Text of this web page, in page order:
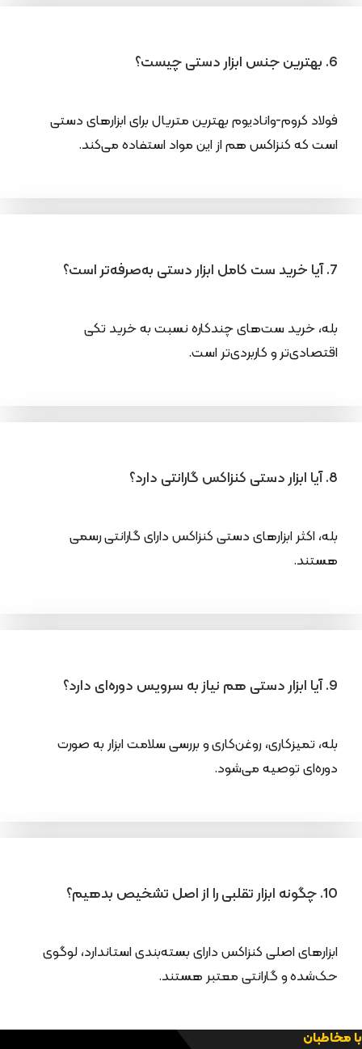
6. بهترین جنس ابزار دستی چیست؟
فولاد کروم-وانادیوم بهترین متریال برای ابزارهای دستی
است که کنزاکس هم از این مواد استفاده می‌کند.
7. آیا خرید ست کامل ابزار دستی به‌صرفه‌تر است؟
بله، خرید ست‌های چندکاره نسبت به خرید تکی
اقتصادی‌تر و کاربردی‌تر است.
8. آیا ابزار دستی کنزاکس گارانتی دارد؟
بله، اکثر ابزارهای دستی کنزاکس دارای گارانتی رسمی
هستند.
9. آیا ابزار دستی هم نیاز به سرویس دوره‌ای دارد؟
بله، تمیزکاری، روغن‌کاری و بررسی سلامت ابزار به صورت
دوره‌ای توصیه می‌شود.
10. چگونه ابزار تقلبی را از اصل تشخیص بدهیم؟
ابزارهای اصلی کنزاکس دارای بسته‌بندی استاندارد، لوگوی
حک‌شده و گارانتی معتبر هستند.
با مخاطبان